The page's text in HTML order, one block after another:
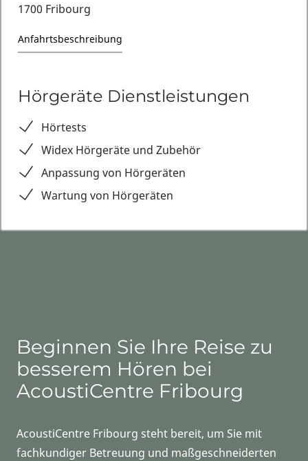
1700 Fribourg
Anfahrtsbeschreibung
Hörgeräte Dienstleistungen
Hörtests
Widex Hörgeräte und Zubehör
Anpassung von Hörgeräten
Wartung von Hörgeräten
Beginnen Sie Ihre Reise zu
besserem Hören bei
AcoustiCentre Fribourg
AcoustiCentre Fribourg steht bereit, um Sie mit
fachkundiger Betreuung und maßgeschneiderten